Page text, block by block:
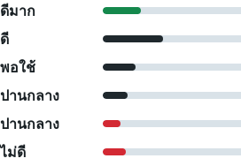
ดีมาก
ดี
พอใช้
ปานกลาง
ปานกลาง
ไม่ดี